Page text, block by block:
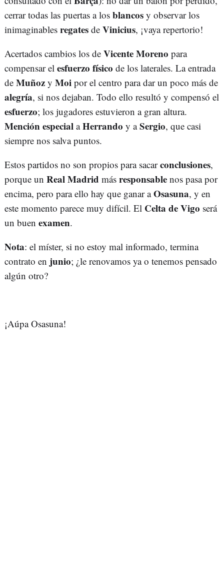
cerrar todas las puertas a los blancos y observar los
inimaginables regates de Vinicius, ¡vaya repertorio!
Acertados cambios los de Vicente Moreno para
compensar el esfuerzo físico de los laterales. La entrada
de Muñoz y Moi por el centro para dar un poco más de
alegría, si nos dejaban. Todo ello resultó y compensó el
esfuerzo; los jugadores estuvieron a gran altura.
Mención especial aHerrando y aSergio, que casi
siempre nos salva puntos.
Estos partidos no son propios para sacarconclusiones,
porque un Real Madrid más responsable nos pasa por
encima, pero para ello hay que ganar aOsasuna, y en
este momento parece muy difícil. El Celta de Vigo será
un buen examen.
Nota: el míster, si no estoy mal informado, termina
contrato en junio; ¿le renovamos ya o tenemos pensado
algún otro?
¡Aúpa Osasuna!